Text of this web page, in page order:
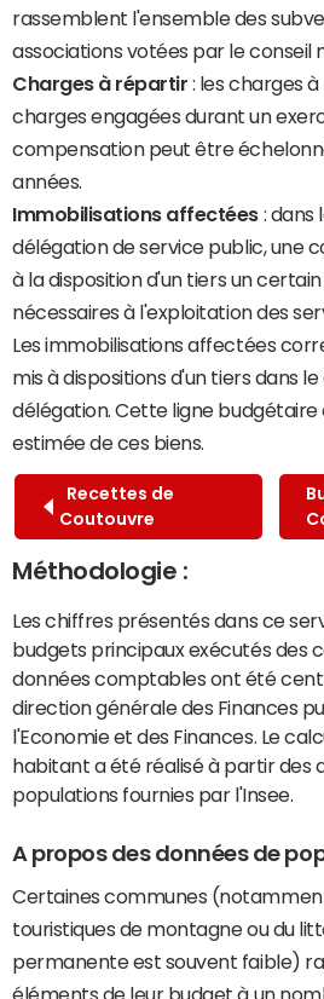
rassemblent l'ensemble des
associations votées par le conseil
Charges à répartir : les charges
charges engagées durant un
compensation peut être
années.
Immobilisations affectées : dans
délégation de service public, une
à la disposition d'un tiers un
nécessaires à l'exploitation des
Les immobilisations affectées
mis à dispositions d'un tiers dans
délégation. Cette ligne
estimée de ces biens.
Recettes de
Coutouvre
Méthodologie :
Les chiffres présentés dans ce
budgets principaux exécutés des
données comptables ont été
direction générale des Finances
l'Economie et des Finances. Le
habitant a été réalisé à partir des
populations fournies par l'Insee.
A propos des données de
Certaines communes
touristiques de montagne ou du
permanente est souvent faible)
éléments de leur budget à un